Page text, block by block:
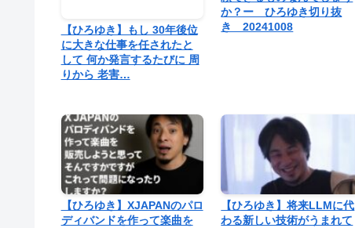
【ひろゆき】もし 30年後位
に大きな仕事を任されたと
して 何か発言するたびに 周
りから 老害…
か？ー ひろゆき切り抜
き 20241008
【ひろゆき】XJAPANのパロ
ディバンドを作って楽曲を
【ひろゆき】将来LLMに代
わる新しい技術がうまれて